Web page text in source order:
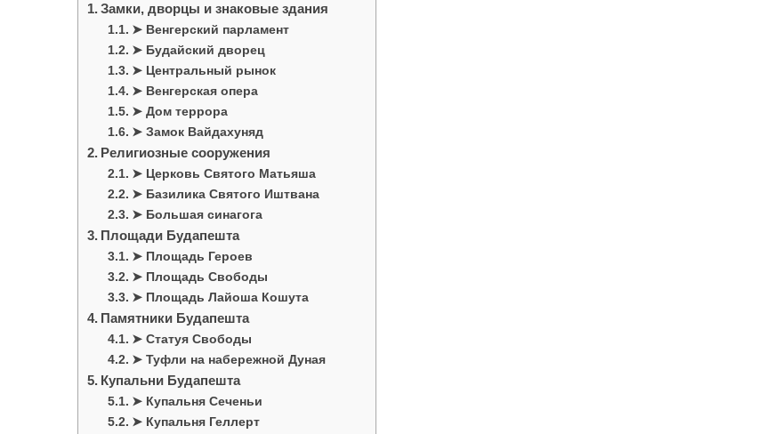
Замки, дворцы и знаковые здания
➤ Венгерский парламент
➤ Будайский дворец
➤ Центральный рынок
➤ Венгерская опера
➤ Дом террора
➤ Замок Вайдахуняд
Религиозные сооружения
➤ Церковь Святого Матьяша
➤ Базилика Святого Иштвана
➤ Большая синагога
Площади Будапешта
➤ Площадь Героев
➤ Площадь Свободы
➤ Площадь Лайоша Кошута
Памятники Будапешта
➤ Статуя Свободы
➤ Туфли на набережной Дуная
Купальни Будапешта
➤ Купальня Сеченьи
➤ Купальня Геллерт